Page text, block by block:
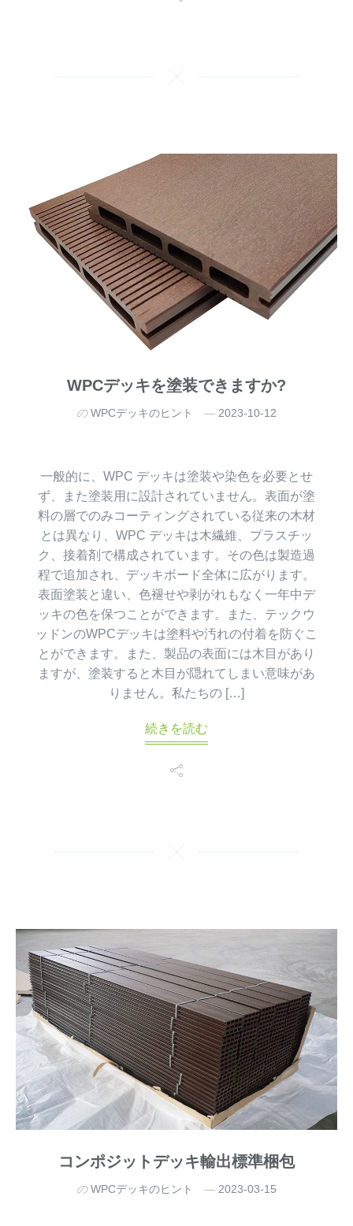
WPCデッキを塗装できますか?
のWPCデッキのヒント 2023-10-12
一般的に、WPC デッキは塗装や染色を必要とせ
ず、また塗装用に設計されていません。表面が塗
料の層でのみコーティングされている従来の木材
とは異なり、WPC デッキは木繊維、プラスチッ
ク、接着剤で構成されています。その色は製造過
程で追加され、デッキボード全体に広がります。
表面塗装と違い、色褪せや剥がれもなく一年中デ
ッキの色を保つことができます。また、テックウ
ッドンのWPCデッキは塗料や汚れの付着を防ぐこ
とができます。また、製品の表面には木目があり
ますが、塗装すると木目が隠れてしまい意味があ
りません。私たちの […]
続きを読む
コンポジットデッキ輸出標準梱包
のWPCデッキのヒント 2023-03-15